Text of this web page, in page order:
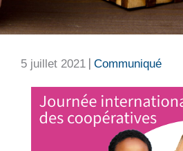
5 juillet 2021 | Communiqué